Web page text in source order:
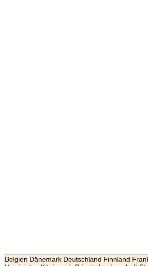
Belgien Dänemark Deutschland Finnland